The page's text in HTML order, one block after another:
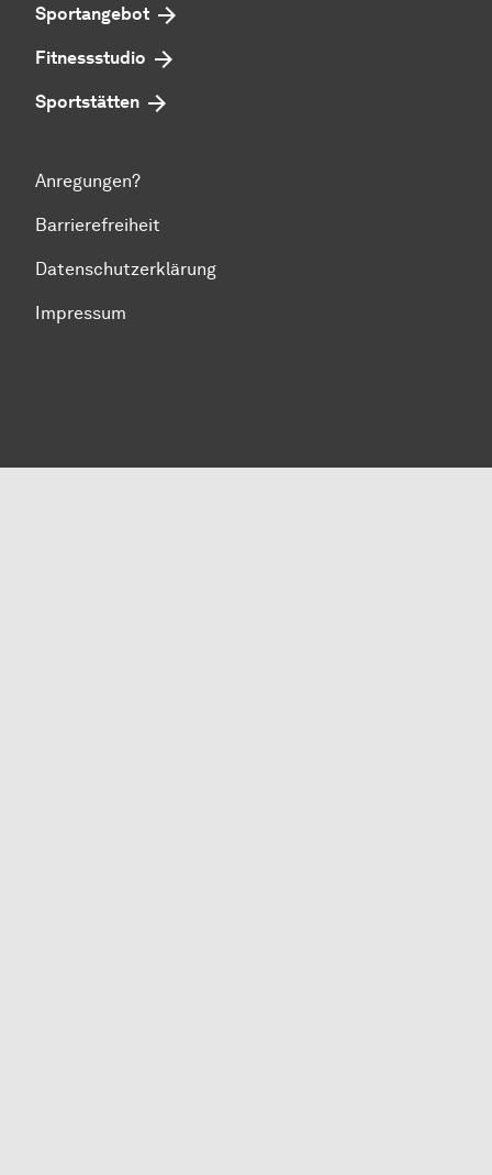
Sportangebot
Fitnessstudio
Sportstätten
Anregungen?
Barrierefreiheit
Datenschutzerklärung
Impressum